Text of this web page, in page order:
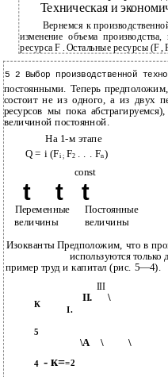
Техническая и
Вернемся к
изменение объема производства,
ресурса F . Остальные ресурсы (F ,
5 2 Выбор производственной
постоянными. Теперь
состоит не из одного, а из двух
ресурсов мы пока
величиной постоянной.
На 1-м этапе
Q = i (Fi ;F2 . . . Fn)
t t
const
t
Переменные Постоянные
величины
величины
Изокванты Предположим, что в
используются только
пример труд и капитал (рис. 5—4).
III
К
II. \
I.
5
\А \ \
4 - к==2